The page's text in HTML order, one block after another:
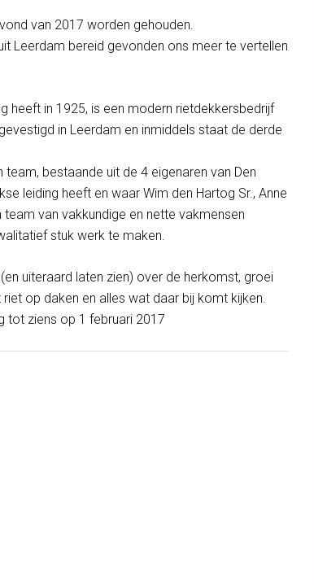
van 2017 worden gehouden.
Leerdam bereid gevonden ons meer te vertellen
heeft in 1925, is een modern rietdekkersbedrijf
in Leerdam en inmiddels staat de derde
bestaande uit de 4 eigenaren van Den
leiding heeft en waar Wim den Hartog Sr., Anne
van vakkundige en nette vakmensen
stuk werk te maken.
uiteraard laten zien) over de herkomst, groei
op daken en alles wat daar bij komt kijken.
tot ziens op 1 februari 2017